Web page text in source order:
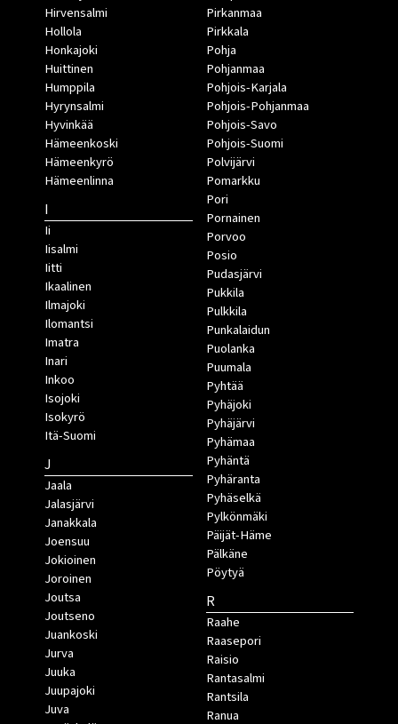
Hirvensalmi
Hollola
Honkajoki
Huittinen
Humppila
Hyrynsalmi
Hyvinkää
Hämeenkoski
Hämeenkyrö
Hämeenlinna
I
Ii
Iisalmi
Iitti
Ikaalinen
Ilmajoki
Ilomantsi
Imatra
Inari
Inkoo
Isojoki
Isokyrö
Itä-Suomi
J
Jaala
Jalasjärvi
Janakkala
Joensuu
Jokioinen
Joroinen
Joutsa
Joutseno
Juankoski
Jurva
Juuka
Juupajoki
Juva
Pirkanmaa
Pirkkala
Pohja
Pohjanmaa
Pohjois-Karjala
Pohjois-Pohjanmaa
Pohjois-Savo
Pohjois-Suomi
Polvijärvi
Pomarkku
Pori
Pornainen
Porvoo
Posio
Pudasjärvi
Pukkila
Pulkkila
Punkalaidun
Puolanka
Puumala
Pyhtää
Pyhäjoki
Pyhäjärvi
Pyhämaa
Pyhäntä
Pyhäranta
Pyhäselkä
Pylkönmäki
Päijät-Häme
Pälkäne
Pöytyä
R
Raahe
Raasepori
Raisio
Rantasalmi
Rantsila
Ranua